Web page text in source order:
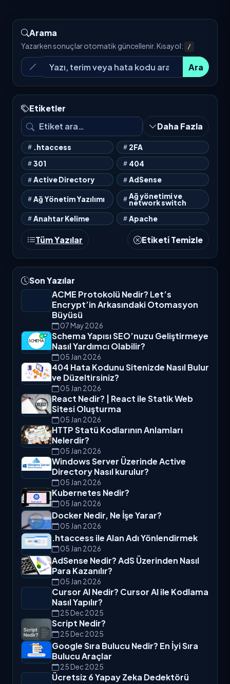
Arama
Yazarken sonuçlar otomatik güncellenir. Kısayol: /
Ara
Etiketler
Daha Fazla
.htaccess
2FA
301
404
Active Directory
AdSense
Ağ Yönetim Yazılımı Ağ yönetimi ve
network switch
Anahtar Kelime
Apache
Tüm Yazılar Etiketi Temizle
Son Yazılar
ACME Protokolü Nedir? Let’s
Encrypt’in Arkasındaki Otomasyon
Büyüsü
07 May 2026
Schema Yapısı SEO’nuzu Geliştirmeye
Nasıl Yardımcı Olabilir?
05 Jan 2026
404 Hata Kodunu Sitenizde Nasıl Bulur
ve Düzeltirsiniz?
05 Jan 2026
React Nedir? | React ile Statik Web
Sitesi Oluşturma
05 Jan 2026
HTTP Statü Kodlarının Anlamları
Nelerdir?
05 Jan 2026
Windows Server Üzerinde Active
Directory Nasıl kurulur?
05 Jan 2026
Kubernetes Nedir?
05 Jan 2026
Docker Nedir, Ne İşe Yarar?
05 Jan 2026
.htaccess ile Alan Adı Yönlendirmek
05 Jan 2026
AdSense Nedir? AdS Üzerinden Nasıl
Para Kazanılır?
05 Jan 2026
Cursor AI Nedir? Cursor AI ile Kodlama
Nasıl Yapılır?
25 Dec 2025
Script Nedir?
25 Dec 2025
Google Sıra Bulucu Nedir? En İyi Sıra
Bulucu Araçlar
25 Dec 2025
Ücretsiz 6 Yapay Zeka Dedektörü